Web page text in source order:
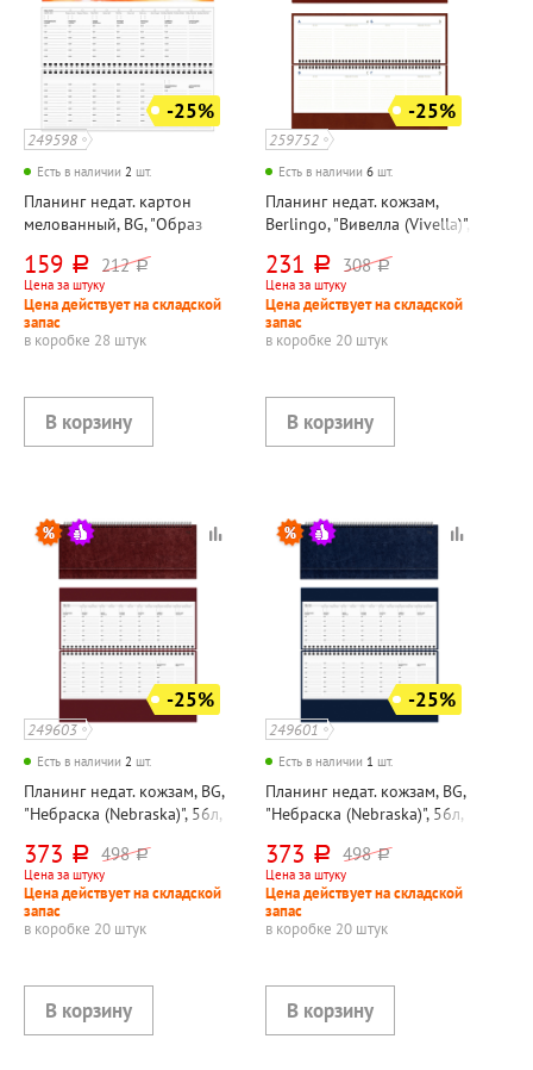
-25%
249598
Есть в наличии 2 шт.
Планинг недат. картон
мелованный, BG, "Образ
285мм*100мм, на
спирали(гребне), цветной,
белый блок, мат.лам.
159 руб. 212 руб.
Цена за штуку
Цена действует на складской
запас
в коробке 28 штук
-25%
259752
Есть в наличии 6 шт.
Планинг недат. кожзам,
Berlingo, "Вивелла (Vivella)",
330мм*130мм, на
спирали(гребне),
коричневый, белый блок
231 руб. 308 руб.
Цена за штуку
Цена действует на складской
запас
в коробке 20 штук
-25%
249603
Есть в наличии 2 шт.
Планинг недат. кожзам, BG,
"Небраска (Nebraska)", 56л,
спирали(гребне), красный,
белый блок
373 руб. 498 руб.
Цена за штуку
Цена действует на складской
запас
в коробке 20 штук
-25%
249601
Есть в наличии 1 шт.
Планинг недат. кожзам, BG,
"Небраска (Nebraska)", 56л,
спирали(гребне), синий,
белый блок
373 руб. 498 руб.
Цена за штуку
Цена действует на складской
запас
в коробке 20 штук